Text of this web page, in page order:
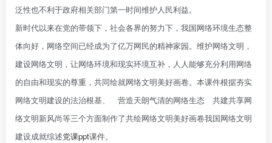
泛性也不利于政府相关部门第一时间维护人民利益。
新时代以来在党的带领下，社会各界的努力下，我国网络环境生态整
体向好，网络空间已经成为了亿万网民的精神家园。维护网络文明，
建设网络文明，让网络环境和现实环境互补，人人能够充分利用网络
的自由和现实的尊重，共同绘就网络文明美好画卷。本课件根据夯实
网络文明建设的法治根基、 营造天朗气清的网络生态 共建共享网
络文明新风尚等三个方面制作了共绘网络文明美好画卷我国网络文明
建设成就综述党课ppt课件。